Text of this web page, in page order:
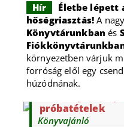
Hír
Életbe lépett
hőségriasztás! A
Könyvtárunkbanés
környezetben várjuk
forróság elől egy
húzódnának.
próbatételek
Könyvajánló